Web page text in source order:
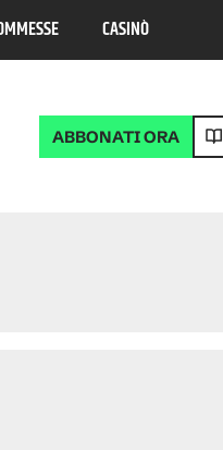
CASINÒ
ABBONATI ORA